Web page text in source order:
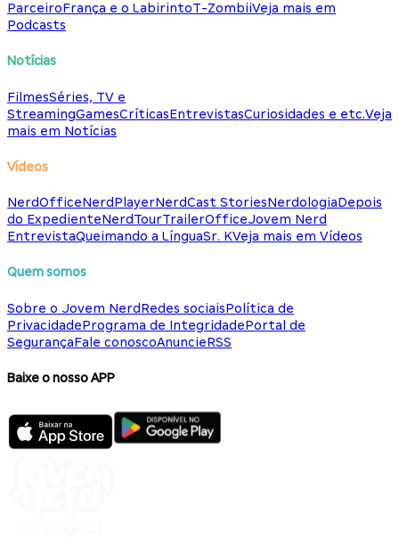
ParceiroFrança e o LabirintoT-ZombiiVeja mais em
Podcasts
Notícias
FilmesSéries, TV e
StreamingGamesCríticasEntrevistasCuriosidades e etc.Veja
mais em Notícias
Vídeos
NerdOfficeNerdPlayerNerdCast StoriesNerdologiaDepois
do ExpedienteNerdTourTrailerOfficeJovem Nerd
EntrevistaQueimando a LínguaSr. KVeja mais em Vídeos
Quem somos
Sobre o Jovem NerdRedes sociaisPolítica de
PrivacidadePrograma de IntegridadePortal de
SegurançaFale conoscoAnuncieRSS
Baixe o nosso APP